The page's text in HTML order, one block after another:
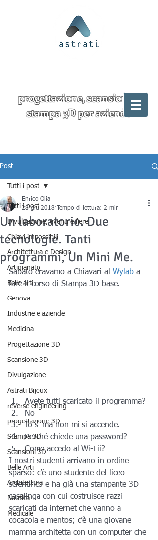
progettazione, scansione e
stampa 3D per aziende
Post
Tutti i post
Divulgazione, eventi e fiere
Chiavi impossibili
Architettura e Design
Artigianato
Belle arti
Genova
Industrie e aziende
Medicina
Progettazione 3D
Scansione 3D
Divulgazione
Astrati Bijoux
reverse engineering
progettazione 3D
Stampa 3D
Scansioni 3D
Belle Arti
Architettura
Nautica
Medicale
Tutti i post
Un laboratorio. Due
tecnologie. Tanti
programmi, Un Mini Me.
Enrico Olia
28 giu 2018
Tempo di lettura: 2 min
Sabato eravamo a Chiavari al Wylab a
fare il corso di Stampa 3D base.
Avete tutti scaricato il programma?
No
Io sì ma non mi si accende.
Perché chiede una password?
Come accedo al Wi-Fii?
I nostri studenti arrivano in ordine
sparso: c’è uno studente del liceo
scientifico e ha già una stampante 3D
casalinga con cui costruisce razzi
scaricati da internet che vanno a
cocacola e mentos; c’è una giovane
mamma architetta con un computer che